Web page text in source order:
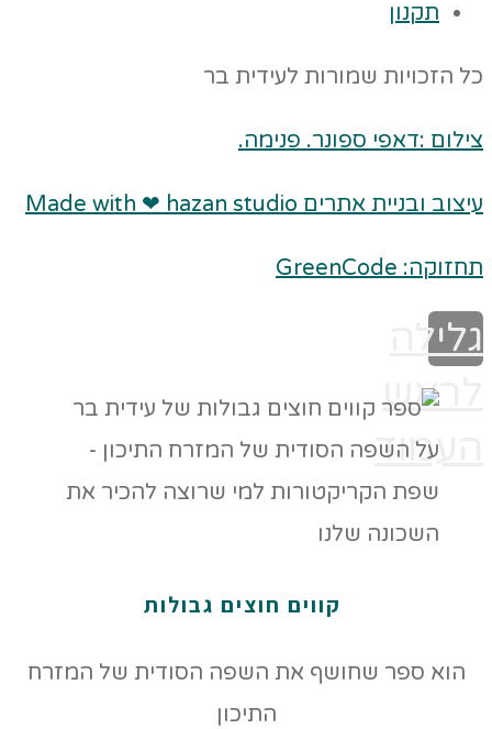
תקנון
כל הזכויות שמורות לעידית בר
צילום :דאפי ספונר. פנימה.
עיצוב ובניית אתרים Made with ❤ hazan studio
תחזוקה: GreenCode
גלילה
לראש
העמוד
קווים חוצים גבולות
הוא ספר שחושף את השפה הסודית של המזרח
התיכון